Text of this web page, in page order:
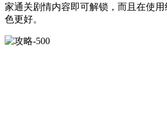
家通关剧情内容即可解锁，而且在使
色更好。